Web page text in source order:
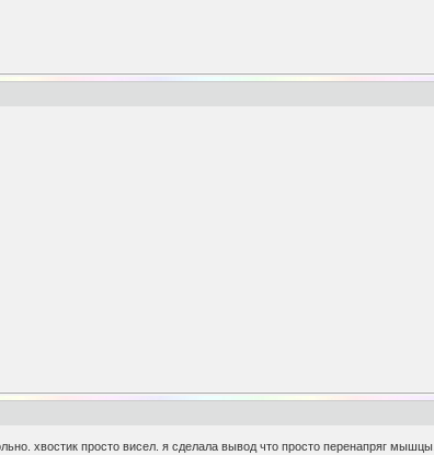
хвостик просто висел. я сделала вывод что просто перенапряг мышцы.